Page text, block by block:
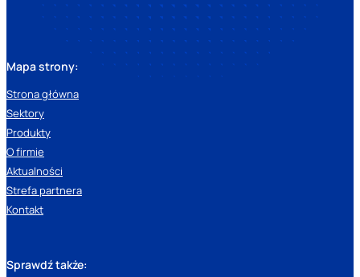
Mapa strony:
Strona główna
Sektory
Produkty
O firmie
Aktualności
Strefa partnera
Kontakt
Sprawdź także: